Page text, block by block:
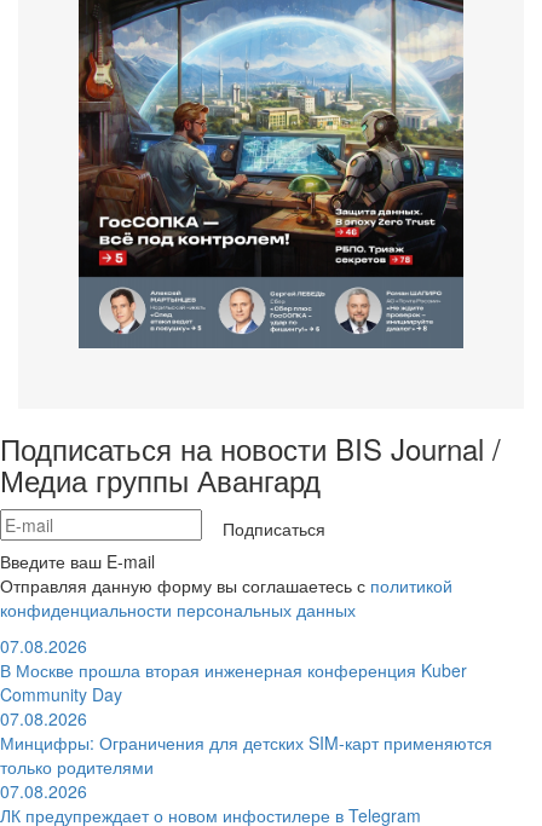
Подписаться на новости BIS Journal /
Медиа группы Авангард
Подписаться
Введите ваш E-mail
Отправляя данную форму вы соглашаетесь с политикой
конфиденциальности персональных данных
07.08.2026
В Москве прошла вторая инженерная конференция Kuber
Community Day
07.08.2026
Минцифры: Ограничения для детских SIM-карт применяются
только родителями
07.08.2026
ЛК предупреждает о новом инфостилере в Telegram